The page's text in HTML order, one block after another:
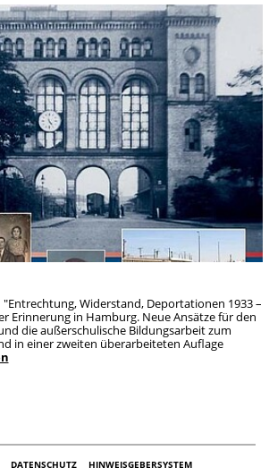
Widerstand, Deportationen 1933 –
Erinnerung in Hamburg. Neue Ansätze für den
die außerschulische Bildungsarbeit zum
in einer zweiten überarbeiteten Auflage
DATENSCHUTZ HINWEISGEBERSYSTEM